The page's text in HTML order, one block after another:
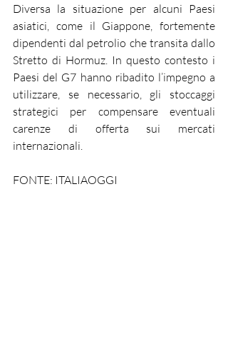
Diversa la situazione per alcuni Paesi
asiatici, come il Giappone, fortemente
dipendenti dal petrolio che transita dallo
Stretto di Hormuz. In questo contesto i
Paesi del G7 hanno ribadito l’impegno a
utilizzare, se necessario, gli stoccaggi
strategici per compensare eventuali
carenze di offerta sui mercati
internazionali.
FONTE: ITALIAOGGI